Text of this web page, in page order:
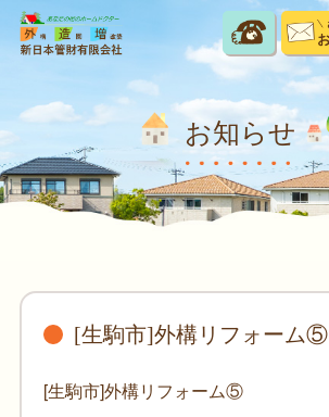
お知らせ
[生駒市]外構リフォーム⑤
[生駒市]外構リフォーム⑤